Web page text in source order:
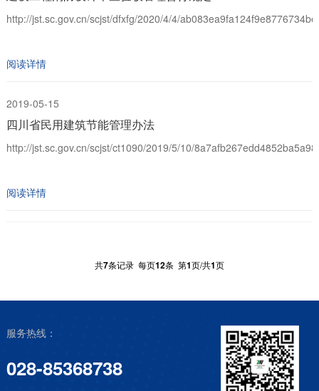
http://jst.sc.gov.cn/scjst/dfxfg/2020/4/4/
阅读详情
2019-05-15
四川省民用建筑节能管理办法
http://jst.sc.gov.cn/scjst/ct1090/2019/5/10/
阅读详情
共7条记录 每页12条 第1页/共1页
服务热线：
028-85368738